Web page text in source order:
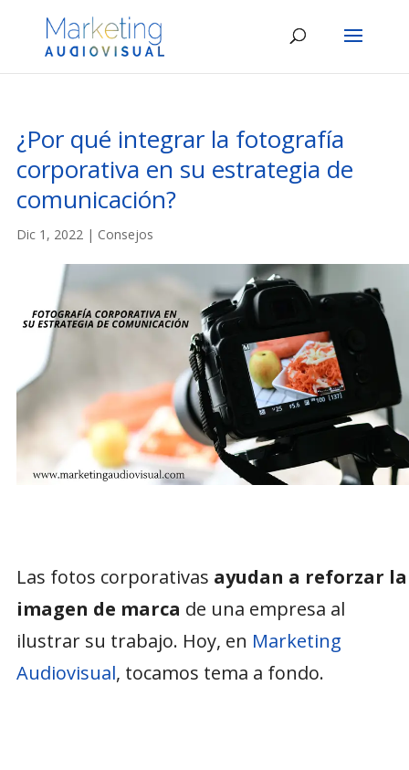
¿Por qué integrar la fotografía
corporativa en su estrategia de
comunicación?
Dic 1, 2022 | Consejos
Las fotos corporativas ayudan a reforzar la
imagen de marca de una empresa al
ilustrar su trabajo. Hoy, en Marketing
Audiovisual, tocamos tema a fondo.